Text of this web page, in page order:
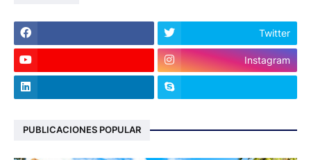
Twitter
Instagram
PUBLICACIONES POPULAR